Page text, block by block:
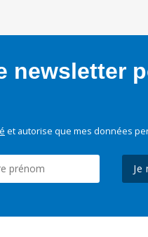
newsletter
et autorise que mes données
Je